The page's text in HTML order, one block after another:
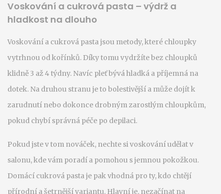
Voskování a cukrová pasta – výdrž a
hladkost na dlouho
Voskování a cukrová pasta jsou metody, které chloupky
vytrhnou od kořínků. Díky tomu vydržíte bez chloupků
klidně 3 až 4 týdny. Navíc pleť bývá hladká a příjemná na
dotek. Na druhou stranu je to bolestivější a může dojít k
zarudnutí nebo dokonce drobným zarostlým chloupkům,
pokud chybí správná péče po depilaci.
Pokud jste v tom nováček, nechte si voskování udělat v
salonu, kde vám poradí a pomohou s jemnou pokožkou.
Domácí cukrová pasta je pak vhodná pro ty, kdo chtějí
přírodní a šetrnější variantu. Hlavní je, nezačínat na